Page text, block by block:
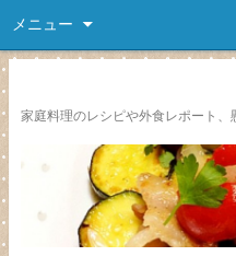
メニュー
家庭料理のレシピや外食レポート